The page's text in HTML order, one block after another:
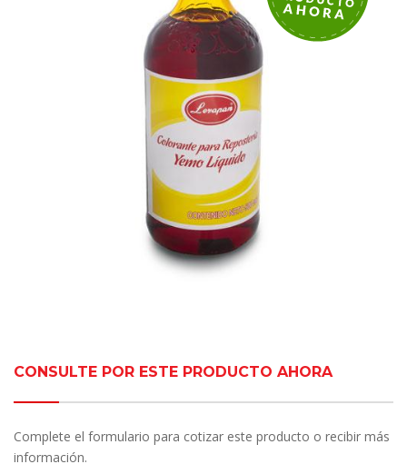
CONSULTE POR ESTE PRODUCTO AHORA
Complete el formulario para cotizar este producto o recibir más
información.